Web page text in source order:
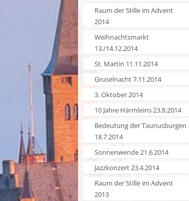
Raum der Stille im Advent
2014
Weihnachtsmarkt
13./14.12.2014
St. Martin 11.11.2014
Gruselnacht 7.11.2014
3. Oktober 2014
10 Jahre Härmleins 23.8.2014
Bedeutung der Taunusburgen
18.7.2014
Sonnenwende 21.6.2014
Jazzkonzert 23.4.2014
Raum der Stille im Advent
2013